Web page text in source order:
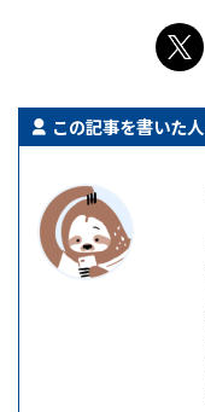
この記事を書いた人